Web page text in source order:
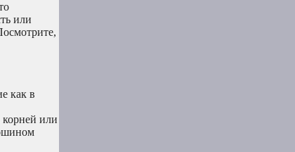
или
как в
корней или